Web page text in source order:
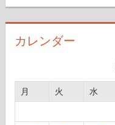
イ
カレンダー
月 火 水